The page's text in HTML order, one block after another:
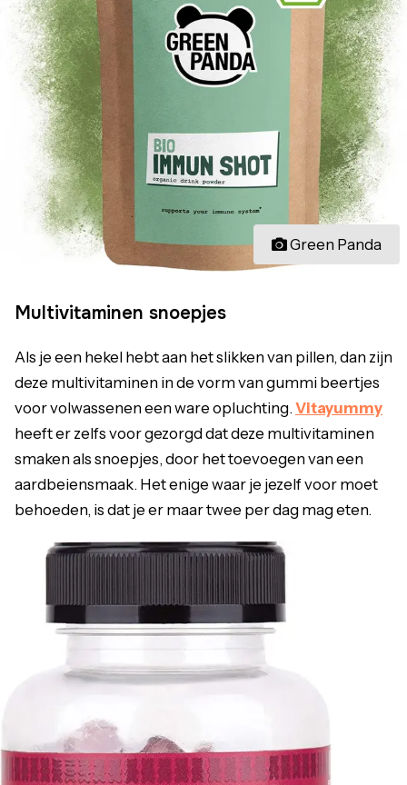
Green Panda
Multivitaminen snoepjes
Als je een hekel hebt aan het slikken van pillen, dan zijn
deze multivitaminen in de vorm van gummi beertjes
voor volwassenen een ware opluchting. Vitayummy
heeft er zelfs voor gezorgd dat deze multivitaminen
smaken als snoepjes, door het toevoegen van een
aardbeiensmaak. Het enige waar je jezelf voor moet
behoeden, is dat je er maar twee per dag mag eten.